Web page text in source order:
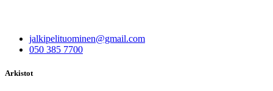
jalkipelituominen@gmail.com
050 385 7700
Arkistot